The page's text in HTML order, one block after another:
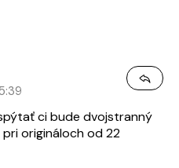
ci bude dvojstranný
origináloch od 22